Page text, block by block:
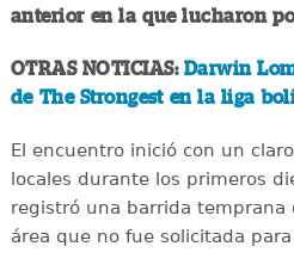
anterior en la que lucharon
OTRAS NOTICIAS: Darwin
de The Strongest en la liga
El encuentro inició con un
locales durante los primeros
registró una barrida temprana
área que no fue solicitada